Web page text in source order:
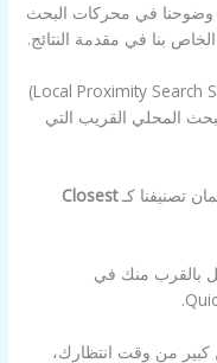
وضوحنا في محركات البحث
المحلي القريب التي
تصنيفنا كـClosest
بالقرب منك في
كبير من وقت انتظارك،